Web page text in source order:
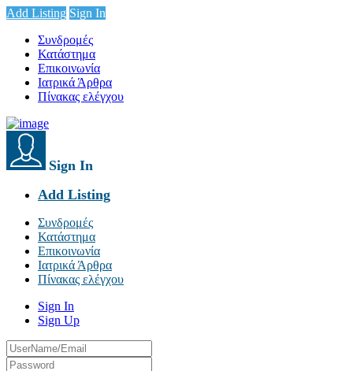
Add Listing Sign In
Συνδρομές
Κατάστημα
Επικοινωνία
Ιατρικά Άρθρα
Πίνακας ελέγχου
Sign In
Add Listing
Συνδρομές
Κατάστημα
Επικοινωνία
Ιατρικά Άρθρα
Πίνακας ελέγχου
Sign In
Sign Up